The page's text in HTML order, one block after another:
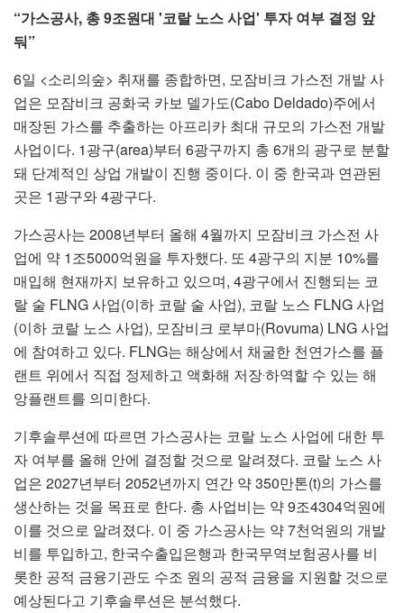
“가스공사, 총 9조원대 '코랄 노스 사업' 투자 여부 결정 앞
둬”
6일 <소리의숲> 취재를 종합하면, 모잠비크 가스전 개발 사
업은 모잠비크 공화국 카보 델가도(Cabo Deldado)주에서
매장된 가스를 추출하는 아프리카 최대 규모의 가스전 개발
사업이다. 1광구(area)부터 6광구까지 총 6개의 광구로 분할
돼 단계적인 상업 개발이 진행 중이다. 이 중 한국과 연관된
곳은 1광구와 4광구다.
가스공사는 2008년부터 올해 4월까지 모잠비크 가스전 사
업에 약 1조5000억원을 투자했다. 또 4광구의 지분 10%를
매입해 현재까지 보유하고 있으며, 4광구에서 진행되는 코
랄 술 FLNG 사업(이하 코랄 술 사업), 코랄 노스 FLNG 사업
(이하 코랄 노스 사업), 모잠비크 로부마(Rovuma) LNG 사업
에 참여하고 있다. FLNG는 해상에서 채굴한 천연가스를 플
랜트 위에서 직접 정제하고 액화해 저장‧하역할 수 있는 해
앙플랜트를 의미한다.
기후솔루션에 따르면 가스공사는 코랄 노스 사업에 대한 투
자 여부를 올해 안에 결정할 것으로 알려졌다. 코랄 노스 사
업은 2027년부터 2052년까지 연간 약 350만톤(t)의 가스를
생산하는 것을 목표로 한다. 총 사업비는 약 9조4304억원에
이를 것으로 알려졌다. 이 중 가스공사는 약 7천억원의 개발
비를 투입하고, 한국수출입은행과 한국무역보험공사를 비
롯한 공적 금융기관도 수조 원의 공적 금융을 지원할 것으로
예상된다고 기후솔루션은 분석했다.